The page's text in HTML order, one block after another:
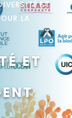
ET
LA
ET